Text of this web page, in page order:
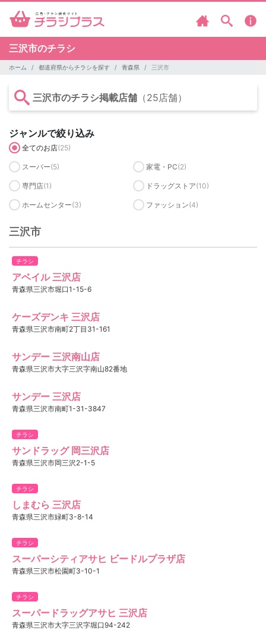
三沢市のチラシ
ホーム 都道府県からチラシを探す 青森県 三沢市
三沢市のチラシ掲載店舗 （25店舗）
ジャンルで絞り込み
全てのお店(25)
スーパー(5) 家電・PC(2)
専門店(1) ドラッグストア(10)
ホームセンター(3) ファッション(4)
三沢市
チラシ
アベイル 三沢店
青森県三沢市堀口1-15-6
ケーズデンキ 三沢店
青森県三沢市南町2丁目31-161
サンデー 三沢南山店
青森県三沢市大字三沢字南山82番地
サンデー 三沢店
青森県三沢市南町1-31-3847
チラシ
サンドラッグ 岡三沢店
青森県三沢市岡三沢2-1-5
チラシ
しまむら 三沢店
青森県三沢市緑町3-8-14
チラシ
スーパーシティアサヒ ビードルプラザ店
青森県三沢市松園町3-10-1
チラシ
スーパードラッグアサヒ 三沢店
青森県三沢市大字三沢字堀口94-242